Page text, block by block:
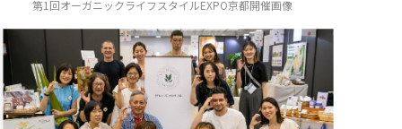
第1回オーガニックライフスタイルEXPO京都開催画像